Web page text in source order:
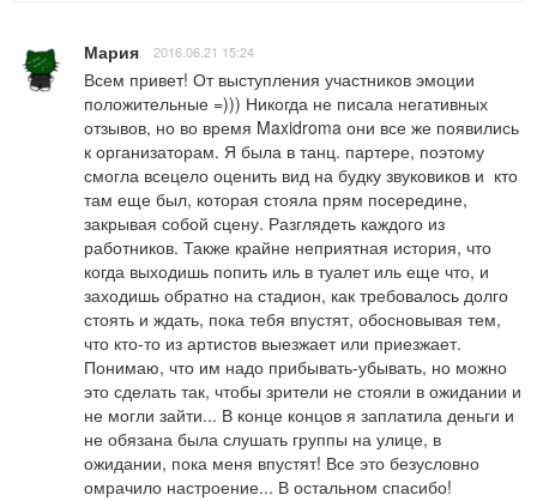
Мария 2016.06.21 15:24
Всем привет! От выступления участников эмоции
положительные =))) Никогда не писала негативных
отзывов, но во время Maxidroma они все же появились
к организаторам. Я была в танц. партере, поэтому
смогла всецело оценить вид на будку звуковиков и  кто
там еще был, которая стояла прям посередине,
закрывая собой сцену. Разглядеть каждого из
работников. Также крайне неприятная история, что
когда выходишь попить иль в туалет иль еще что, и
заходишь обратно на стадион, как требовалось долго
стоять и ждать, пока тебя впустят, обосновывая тем,
что кто-то из артистов выезжает или приезжает.
Понимаю, что им надо прибывать-убывать, но можно
это сделать так, чтобы зрители не стояли в ожидании и
не могли зайти... В конце концов я заплатила деньги и
не обязана была слушать группы на улице, в
ожидании, пока меня впустят! Все это безусловно
омрачило настроение... В остальном спасибо!